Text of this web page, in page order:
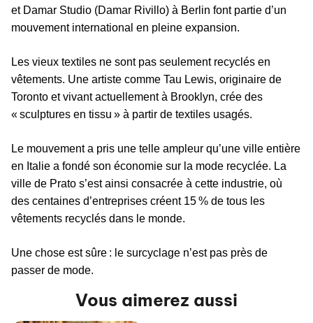
et Damar Studio (Damar Rivillo) à Berlin font partie d’un
mouvement international en pleine expansion.
Les vieux textiles ne sont pas seulement recyclés en
vêtements. Une artiste comme Tau Lewis, originaire de
Toronto et vivant actuellement à Brooklyn, crée des
« sculptures en tissu » à partir de textiles usagés.
Le mouvement a pris une telle ampleur qu’une ville entière
en Italie a fondé son économie sur la mode recyclée. La
ville de Prato s’est ainsi consacrée à cette industrie, où
des centaines d’entreprises créent 15 % de tous les
vêtements recyclés dans le monde.
Une chose est sûre : le surcyclage n’est pas près de
passer de mode.
Vous aimerez aussi